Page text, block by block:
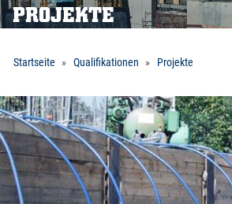
PROJEKTE
Startseite Qualifikationen Projekte